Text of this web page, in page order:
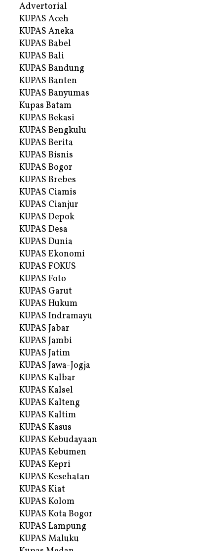
Advertorial
KUPAS Aceh
KUPAS Aneka
KUPAS Babel
KUPAS Bali
KUPAS Bandung
KUPAS Banten
KUPAS Banyumas
Kupas Batam
KUPAS Bekasi
KUPAS Bengkulu
KUPAS Berita
KUPAS Bisnis
KUPAS Bogor
KUPAS Brebes
KUPAS Ciamis
KUPAS Cianjur
KUPAS Depok
KUPAS Desa
KUPAS Dunia
KUPAS Ekonomi
KUPAS FOKUS
KUPAS Foto
KUPAS Garut
KUPAS Hukum
KUPAS Indramayu
KUPAS Jabar
KUPAS Jambi
KUPAS Jatim
KUPAS Jawa-Jogja
KUPAS Kalbar
KUPAS Kalsel
KUPAS Kalteng
KUPAS Kaltim
KUPAS Kasus
KUPAS Kebudayaan
KUPAS Kebumen
KUPAS Kepri
KUPAS Kesehatan
KUPAS Kiat
KUPAS Kolom
KUPAS Kota Bogor
KUPAS Lampung
KUPAS Maluku